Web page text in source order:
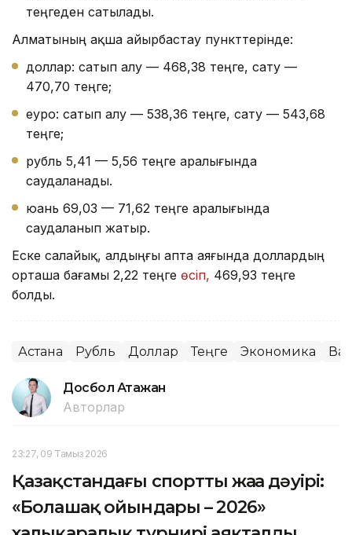
теңгеден сатылады.
Алматының ақша айырбастау пункттерінде:
доллар: сатып алу — 468,38 теңге, сату —
470,70 теңге;
еуро: сатып алу — 538,36 теңге, сату — 543,68
теңге;
рубль 5,41 — 5,56 теңге аралығында
саудаланады.
юань 69,03 — 71,62 теңге аралығында
саудаланып жатыр.
Еске салайық, алдыңғы апта аяғында доллардың
орташа бағамы 2,22 теңге өсіп, 469,93 теңге
болды.
Астана Рубль Доллар Теңге Экономика
Досбол Атажан
Авторлар
23:27, 09 Тамыз 2026
Қазақстандағы спорттың жаңа дәуірі:
«Болашақ ойындары – 2026»